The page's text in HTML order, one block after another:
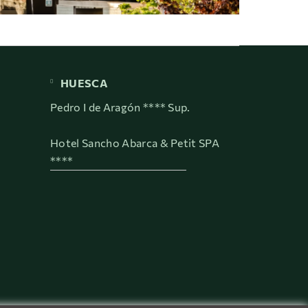
HUESCA
Pedro I de Aragón **** Sup.
Hotel Sancho Abarca & Petit SPA
****